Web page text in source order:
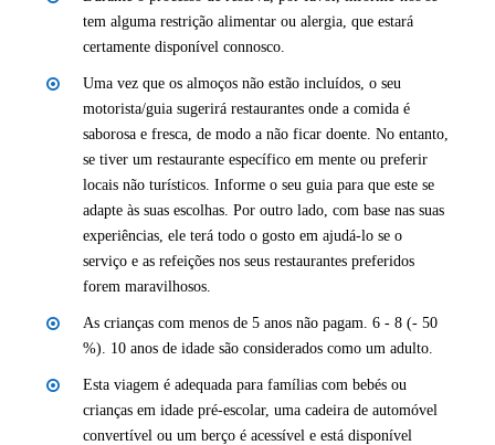
tem alguma restrição alimentar ou alergia, que estará
certamente disponível connosco.
Uma vez que os almoços não estão incluídos, o seu
motorista/guia sugerirá restaurantes onde a comida é
saborosa e fresca, de modo a não ficar doente. No entanto,
se tiver um restaurante específico em mente ou preferir
locais não turísticos. Informe o seu guia para que este se
adapte às suas escolhas. Por outro lado, com base nas suas
experiências, ele terá todo o gosto em ajudá-lo se o
serviço e as refeições nos seus restaurantes preferidos
forem maravilhosos.
As crianças com menos de 5 anos não pagam. 6 - 8 (- 50
%). 10 anos de idade são considerados como um adulto.
Esta viagem é adequada para famílias com bebés ou
crianças em idade pré-escolar, uma cadeira de automóvel
convertível ou um berço é acessível e está disponível